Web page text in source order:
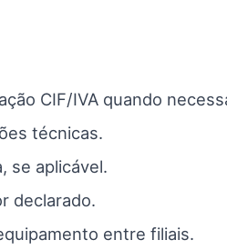
CIF/IVA quando
técnicas.
se aplicável.
declarado.
entre filiais.